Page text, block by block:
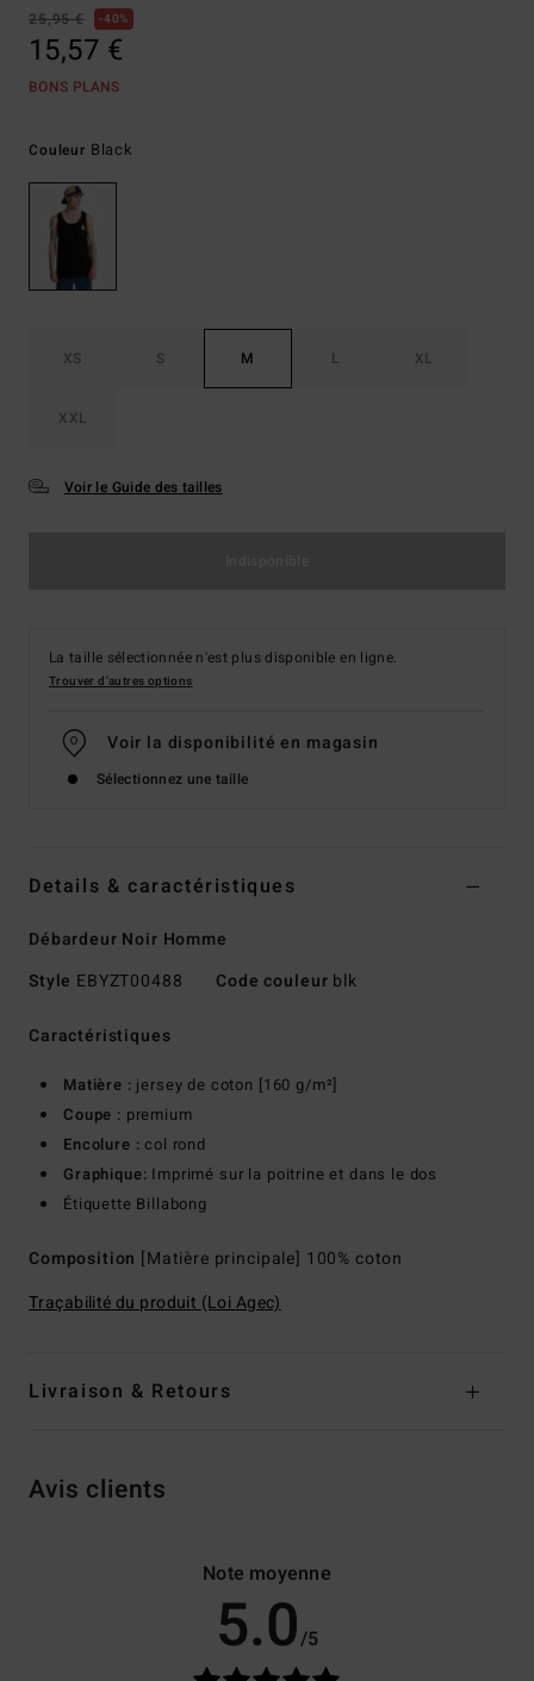
25,95 €
40%
15,57 €
BONS PLANS
Couleur Black
XS S M L XL
XXL
Voir le Guide des tailles
La taille sélectionnée n'est plus disponible en ligne.
Trouver d'autres options
Voir la disponibilité en magasin
Sélectionnez une taille
Details & caractéristiques
Débardeur Noir Homme
Style EBYZT00488 Code couleur blk
Caractéristiques
Matière : jersey de coton [160 g/m²]
Coupe : premium
Encolure :col rond
Graphique: Imprimé sur la poitrine et dans le dos
Étiquette Billabong
Composition [Matière principale] 100% coton
Traçabilité du produit (Loi Agec)
Livraison & Retours
Avis clients
Note moyenne
5.0/5